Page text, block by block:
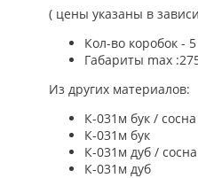
( цены указаны в
Кол-во коробок -
Габариты max
Из других материалов:
К-031м бук /
К-031м бук
К-031м дуб / сосна
К-031м дуб